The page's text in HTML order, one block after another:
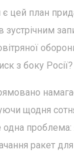
є цей план
зустрічним
з боку Росії?
щодня
одна
ракет